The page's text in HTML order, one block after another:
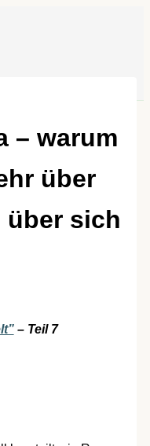
– warum
über
über sich
– Teil 7